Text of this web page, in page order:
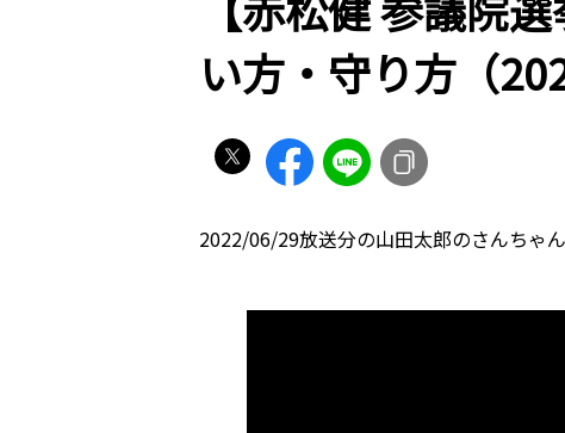
い方・守り方（
2022/06/29放送分の山田太郎のさんちゃん